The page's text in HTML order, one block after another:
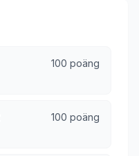
100 poäng
100 poäng